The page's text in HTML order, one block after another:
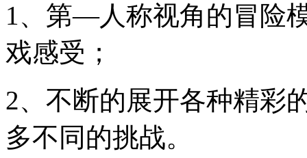
1、第—人称视角的冒险
戏感受；
2、不断的展开各种精彩
多不同的挑战。